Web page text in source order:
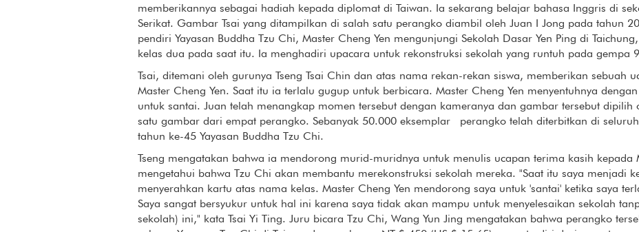
memberikannya sebagai hadiah kepada diplomat di Taiwan. Ia sekarang belajar bahasa Inggris di
Serikat. Gambar Tsai yang ditampilkan di salah satu perangko diambil oleh Juan I Jong pada tahun
pendiri Yayasan Buddha Tzu Chi, Master Cheng Yen mengunjungi Sekolah Dasar Yen Ping di
kelas dua pada saat itu. Ia menghadiri upacara untuk rekonstruksi sekolah yang runtuh pada gempa
Tsai, ditemani oleh gurunya Tseng Tsai Chin dan atas nama rekan-rekan siswa, memberikan sebuah
Master Cheng Yen. Saat itu ia terlalu gugup untuk berbicara. Master Cheng Yen menyentuhnya
untuk santai. Juan telah menangkap momen tersebut dengan kameranya dan gambar tersebut dipilih
satu gambar dari empat perangko. Sebanyak 50.000 eksemplar perangko telah diterbitkan di
tahun ke-45 Yayasan Buddha Tzu Chi.
Tseng mengatakan bahwa ia mendorong murid-muridnya untuk menulis ucapan terima kasih kepada
mengetahui bahwa Tzu Chi akan membantu merekonstruksi sekolah mereka. "Saat itu saya menjadi
menyerahkan kartu atas nama kelas. Master Cheng Yen mendorong saya untuk 'santai' ketika saya
Saya sangat bersyukur untuk hal ini karena saya tidak akan mampu untuk menyelesaikan sekolah
sekolah) ini," kata Tsai Yi Ting. Juru bicara Tzu Chi, Wang Yun Jing mengatakan bahwa perangko